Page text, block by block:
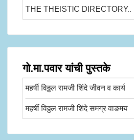
THE THEISTIC DIRECTORY..
गो.मा.पवार यांची पुस्तके
महर्षी विठ्ठल रामजी शिंदे जीवन व कार्य
महर्षी विठ्ठल रामजी शिंदे समग्र वाङमय